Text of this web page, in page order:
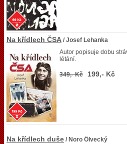
Na křídlech ČSA / Josef Lehanka
Autor popisuje dobu
létání.
349,- Kč 199,- Kč
Na křídlech duše / Noro Ölvecký